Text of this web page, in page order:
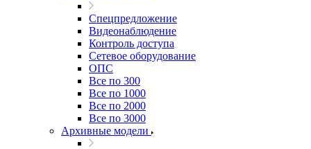
Спецпредложение
Видеонаблюдение
Контроль доступа
Сетевое оборудование
ОПС
Все по 300
Все по 1000
Все по 2000
Все по 3000
Архивные модели